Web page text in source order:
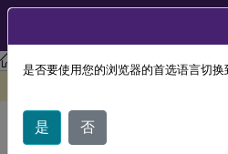
Citrix Virtual Apps and Desktops7
配置网络分析
是否要使用您的浏览器的首选语言切换
是 否